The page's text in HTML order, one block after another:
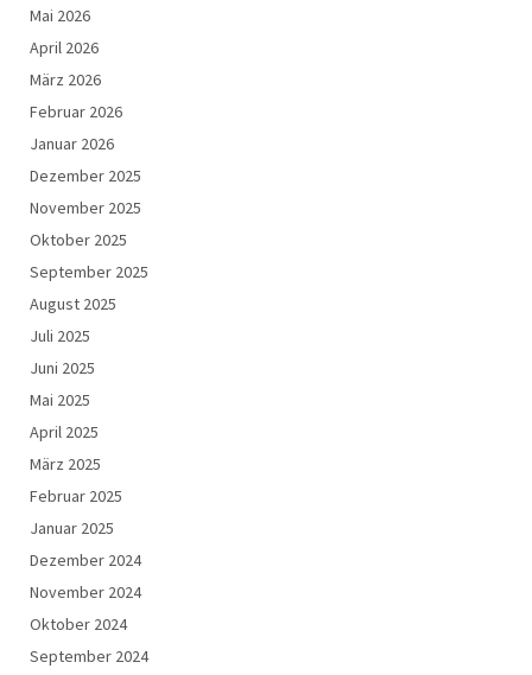
Mai 2026
April 2026
März 2026
Februar 2026
Januar 2026
Dezember 2025
November 2025
Oktober 2025
September 2025
August 2025
Juli 2025
Juni 2025
Mai 2025
April 2025
März 2025
Februar 2025
Januar 2025
Dezember 2024
November 2024
Oktober 2024
September 2024